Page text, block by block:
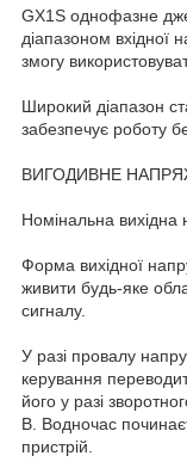
GX1S однофазне
діапазоном вхідної
змогу
Широкий діапазон
забезпечує роботу
ВИГОДИВНЕ
Номінальна вихідна
Форма вихідної
живити будь-яке
сигналу.
У разі провалу
керування
його у разі
В. Водночас
пристрій.